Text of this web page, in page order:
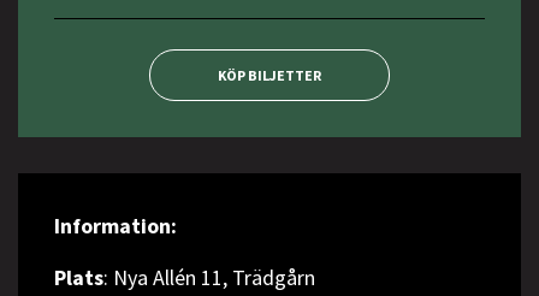
KÖP BILJETTER
Information:
Plats: Nya Allén 11, Trädgårn